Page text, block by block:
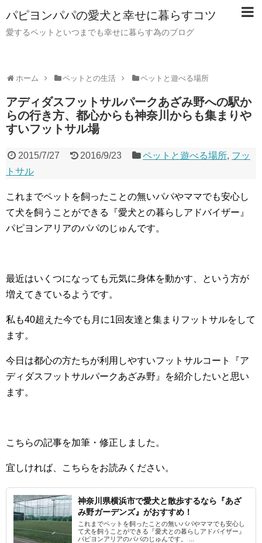
パピヨンパパの愛犬と幸せに暮らすコツ
愛するペットといつまでも幸せに暮らす為のブログ
ホーム ペットとの生活 ペットと遊べる場所
アディダスフットサルパークあざみ野への駅か
らの行き方、都心からも神奈川からも集まりや
すいフットサル場
2015/7/27 2016/9/23 ペットと遊べる場所, フッ
トサル
これまでペットを飼ったことの無いパパやママでも安心し
て犬を飼うことができる『愛犬との暮らしアドバイザー』
パピヨンアリアのパパのじゅんです。
最近はいくつになっても元気に身体を動かす、という方が
増えてきているようです。
私も40超えた今でも月に1回友達と集まりフットサルをして
ます。
今日は都心の方たちが利用しやすいフットサルコート『ア
ディダスフットサルパークあざみ野』を紹介したいと思い
ます。
こちらの記事を加筆・修正しました。
宜しければ、こちらをお読みください。
神奈川県横浜市で愛犬と散歩するなら『あざ
み野ガーデンズ』がおすすめ！
これまでペットを飼ったことの無いパパやママでも安心し
て犬を飼うことができる『愛犬との暮らしアドバイザー』
パピヨンアリアのパパのじゅんです。 ...